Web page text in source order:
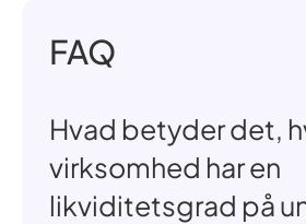
FAQ
Hvad betyder det,
virksomhed har en
likviditetsgrad på